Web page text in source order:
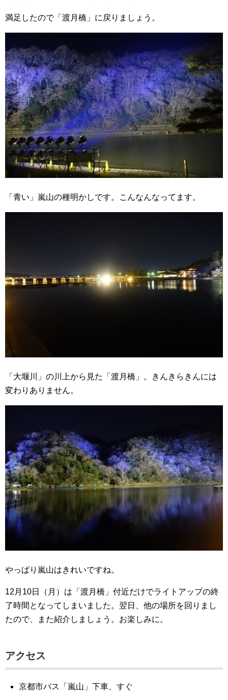
満足したので「渡月橋」に戻りましょう。
「青い」嵐山の種明かしです。こんなんなってます。
「大堰川」の川上から見た「渡月橋」。きんきらきんには
変わりありません。
やっぱり嵐山はきれいですね。
12月10日（月）は「渡月橋」付近だけでライトアップの終
了時間となってしまいました。翌日、他の場所を回りまし
たので、また紹介しましょう。お楽しみに。
アクセス
京都市バス「嵐山」下車、すぐ